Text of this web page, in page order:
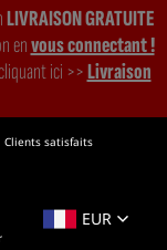
LIVRAISON GRATUITE
envous connectant !
ici >>Livraison
Clients satisfaits
EUR